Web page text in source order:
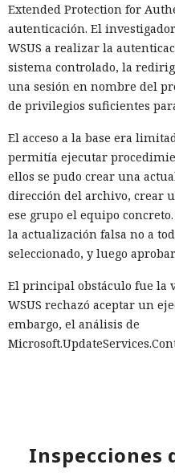
Extended Protection for
autenticación. El
WSUS a realizar la
sistema controlado, la
una sesión en nombre del
de privilegios suficientes
El acceso a la base era
permitía ejecutar
ellos se pudo crear una
dirección del archivo, crear
ese grupo el equipo
la actualización falsa no a
seleccionado, y luego
El principal obstáculo fue la
WSUS rechazó aceptar un
embargo, el análisis de
Tras el lanzamiento manual
Inspecciones